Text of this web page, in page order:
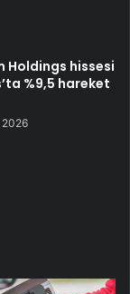
Holdings hissesi
%9,5 hareket
2026